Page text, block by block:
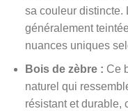
sa couleur distincte.
généralement
nuances uniques
Bois de zèbre : Ce
naturel qui
résistant et durable,